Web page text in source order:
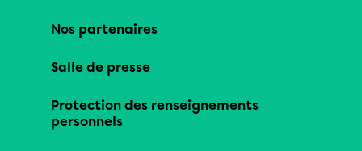
Nos partenaires
Salle de presse
Protection des renseignements
personnels